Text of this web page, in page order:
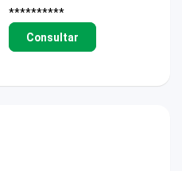
**********
Consultar